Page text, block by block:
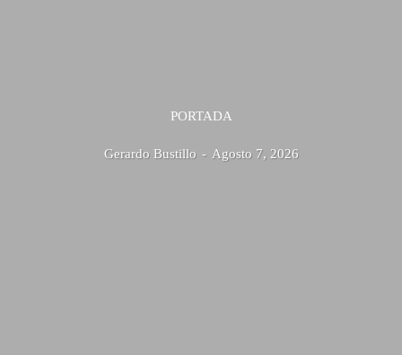
PORTADA
Gerardo Bustillo - Agosto 7, 2026